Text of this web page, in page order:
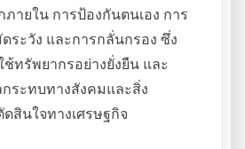
ายใน การป้องกันตนเอง การ
ระวัง และการกลั่นกรอง ซึ่ง
ช้ทรัพยากรอย่างยั่งยืน และ
ระทบทางสังคมและสิ่ง
สินใจทางเศรษฐกิจ